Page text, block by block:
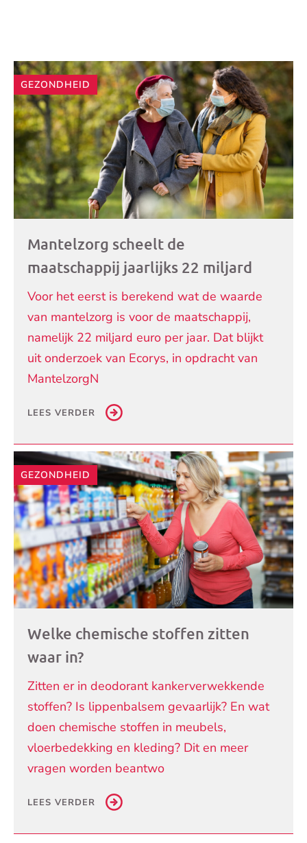
Andere
artikelen
GEZONDHEID
Mantelzorg scheelt de
maatschappij jaarlijks 22 miljard
Voor het eerst is berekend wat de waarde
van mantelzorg is voor de maatschappij,
namelijk 22 miljard euro per jaar. Dat blijkt
uit onderzoek van Ecorys, in opdracht van
MantelzorgN
LEES VERDER
GEZONDHEID
Welke chemische stoffen zitten
waar in?
Zitten er in deodorant kankerverwekkende
stoffen? Is lippenbalsem gevaarlijk? En wat
doen chemische stoffen in meubels,
vloerbedekking en kleding? Dit en meer
vragen worden beantwo
LEES VERDER